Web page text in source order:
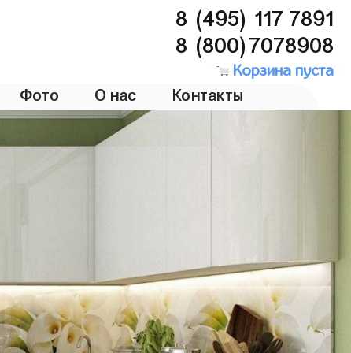
8 (495) 117 7891
8 (800)7078908
Корзина пуста
Фото О нас Контакты